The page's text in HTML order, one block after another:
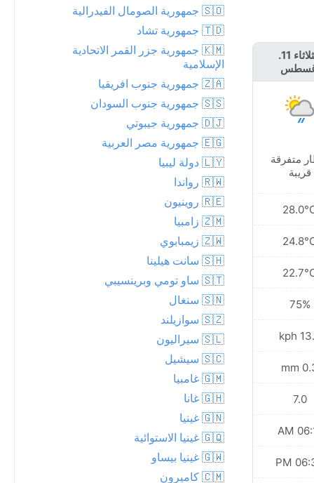
الثلاثاء 11.
متفرقة
قريبة
75%
13.7
0.3
7.0
06:11
الأربعاء 12.
أغسطس
غائم
26.0°C
23.9°C
22.2°C
80%
12.2 kph
0.1 mm
6.0
06:11 AM
06:30 PM
🇸🇴 جمهورية الصومال الفيدرالية
🇹🇩 جمهورية تشاد
🇰🇲 جمهورية جزر القمر الاتحادية
الإسلامية
🇿🇦 جمهورية جنوب افريقيا
🇸🇸 جمهورية جنوب السودان
🇩🇯 جمهورية جيبوتي
🇪🇬 جمهورية مصر العربية
🇱🇾 دولة ليبيا
🇷🇼 رواندا
🇷🇪 روينيون
🇿🇲 زامبيا
🇿🇼 زيمبابوي
🇸🇭 سانت هيلينا
🇸🇹 ساو تومي وبرينسيبي
🇸🇳 سنغال
🇸🇿 سوازيلند
🇸🇱 سيراليون
🇸🇨 سيشيل
🇬🇲 غامبيا
🇬🇭 غانا
🇬🇳 غينيا
🇬🇶 غينيا الاستوائية
🇬🇼 غينيا بيساو
🇨🇲 كاميرون